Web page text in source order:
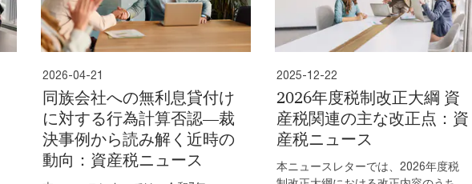
2026-04-21
同族会社への無利息貸付け
に対する行為計算否認―裁
決事例から読み解く近時の
動向：資産税ニュース
2025-12-22
2026年度税制改正大綱 資
産税関連の主な改正点：資
産税ニュース
本ニュースレターでは、2026年度税